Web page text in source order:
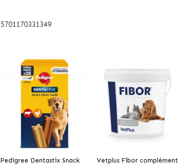
5701170331349
Pedigree Dentastix Snack
Vetplus Fibor complément